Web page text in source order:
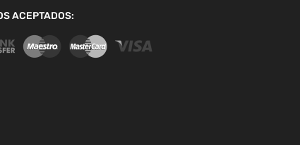
ACEPTADOS: